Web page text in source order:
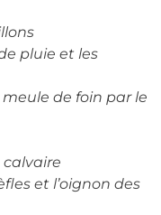
pluie et les
de foin par le
et l’oignon des